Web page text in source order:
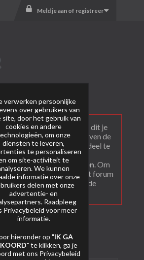
Meld je aan of registreer
Lesli Vuurwerk RoyalX
je ons gevonden hebt! Als dit je
is bekijk dan eerst even de
vragen. Om actief deel te
ook berichten te kunnen
moet je je eerstregisteren. Om
te bekijken, selecteer het forum
bezoeken uit onderstaande
verwerken persoonlijke
over gebruikers van
site, door het gebruik van
cookies en andere
om onze
diensten te leveren,
te personaliseren
om site-activiteit te
We kunnen
informatie over onze
delen met onze
advertentie- en
Raadpleeg
Privacybeleid voor meer
informatie.
hieronder op "IK GA
" te klikken, ga je
met ons Privacybeleid